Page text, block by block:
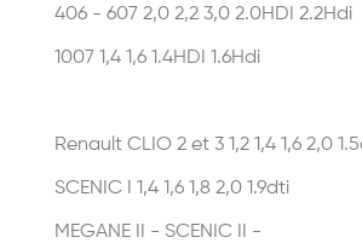
406 - 607 2,0 2,2 3,0 2.0HDI 2.2Hdi
1007 1,4 1,6 1.4HDI 1.6Hdi
Renault CLIO 2 et 3 1,2 1,4 1,6 2,0
SCENIC I 1,4 1,6 1,8 2,0 1.9dti
MEGANE II - SCENIC II -